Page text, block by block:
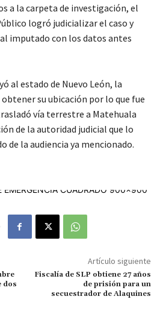
a la carpeta de investigación, el
logró judicializar el caso y
imputado con los datos antes
al estado de Nuevo León, la
su ubicación por lo que fue
vía terrestre a Matehuala
de la autoridad judicial que lo
de la audiencia ya mencionado.
dos
Artículo siguiente
Fiscalía de SLP obtiene 27 años
de prisión para un
secuestrador de Alaquines